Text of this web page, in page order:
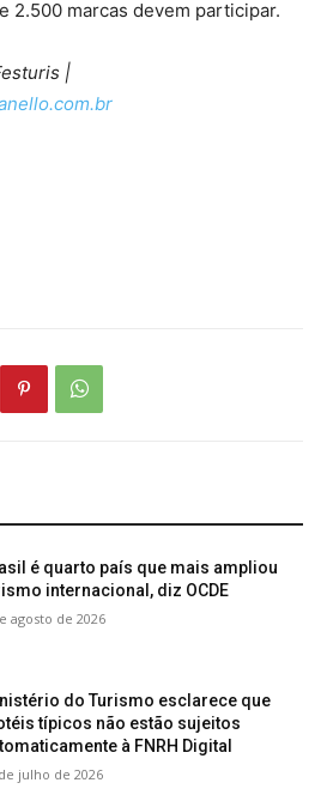
2.500 marcas devem participar.
|
é quarto país que mais ampliou
internacional, diz OCDE
agosto de 2026
do Turismo esclarece que
típicos não estão sujeitos
à FNRH Digital
julho de 2026